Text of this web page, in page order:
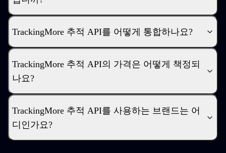
TrackingMore 추적 API를 어떻게 통합하나요?
TrackingMore 추적 API의 가격은 어떻게 책정되
나요?
TrackingMore 추적 API를 사용하는 브랜드는 어
디인가요?